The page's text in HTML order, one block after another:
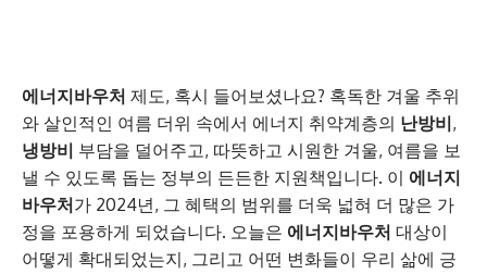
에너지바우처 제도, 혹시 들어보셨나요? 혹독한 겨울 추위
와 살인적인 여름 더위 속에서 에너지 취약계층의 난방비,
냉방비 부담을 덜어주고, 따뜻하고 시원한 겨울, 여름을 보
낼 수 있도록 돕는 정부의 든든한 지원책입니다. 이 에너지
바우처가 2024년, 그 혜택의 범위를 더욱 넓혀 더 많은 가
정을 포용하게 되었습니다. 오늘은 에너지바우처 대상이
어떻게 확대되었는지, 그리고 어떤 변화들이 우리 삶에 긍